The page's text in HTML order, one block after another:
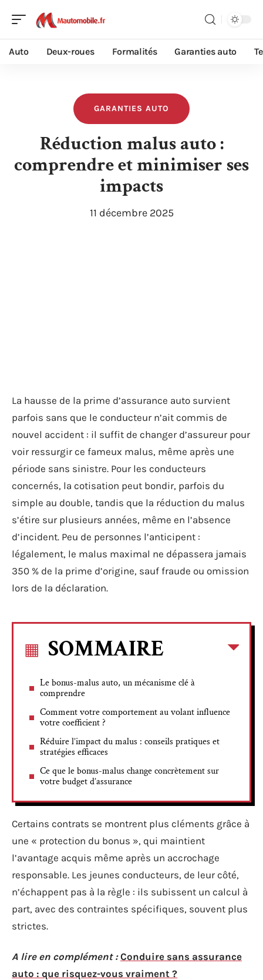
Auto Deux-roues Formalités Garanties auto
GARANTIES AUTO
Réduction malus auto :
comprendre et minimiser ses
impacts
11 décembre 2025
La hausse de la prime d’assurance auto survient
parfois sans que le conducteur n’ait commis de
nouvel accident : il suffit de changer d’assureur pour
voir ressurgir ce fameux malus, même après une
période sans sinistre. Pour les conducteurs
concernés, la cotisation peut bondir, parfois du
simple au double, tandis que la réduction du malus
s’étire sur plusieurs années, même en l’absence
d’incident. Peu de personnes l’anticipent :
légalement, le malus maximal ne dépassera jamais
350 % de la prime d’origine, sauf fraude ou omission
lors de la déclaration.
SOMMAIRE
Le bonus-malus auto, un mécanisme clé à
comprendre
Comment votre comportement au volant influence
votre coefficient ?
Réduire l’impact du malus : conseils pratiques et
stratégies efficaces
Ce que le bonus-malus change concrètement sur
votre budget d’assurance
Certains contrats se montrent plus cléments grâce à
une « protection du bonus », qui maintient
l’avantage acquis même après un accrochage
responsable. Les jeunes conducteurs, de leur côté,
n’échappent pas à la règle : ils subissent un calcul à
part, avec des contraintes spécifiques, souvent plus
strictes.
A lire en complément : Conduire sans assurance
auto : que risquez-vous vraiment ?